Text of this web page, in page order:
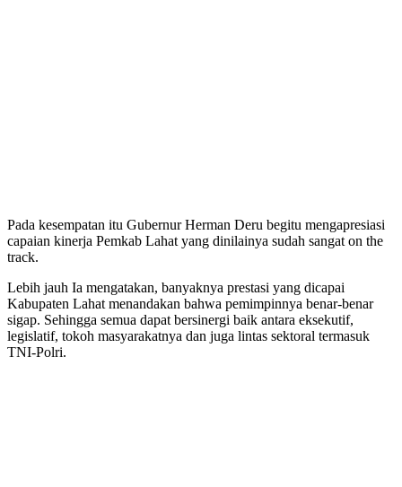
Pada kesempatan itu Gubernur Herman Deru begitu mengapresiasi
capaian kinerja Pemkab Lahat yang dinilainya sudah sangat on the
track.
Lebih jauh Ia mengatakan, banyaknya prestasi yang dicapai
Kabupaten Lahat menandakan bahwa pemimpinnya benar-benar
sigap. Sehingga semua dapat bersinergi baik antara eksekutif,
legislatif, tokoh masyarakatnya dan juga lintas sektoral termasuk
TNI-Polri.